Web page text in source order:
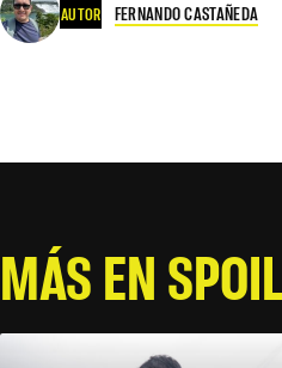
AUTOR FERNANDO CASTAÑEDA
MÁS EN